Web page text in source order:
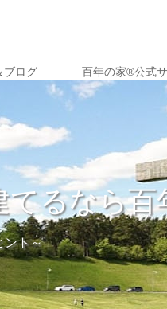
ブログ 百年の家®️公式
てるなら百
ント～